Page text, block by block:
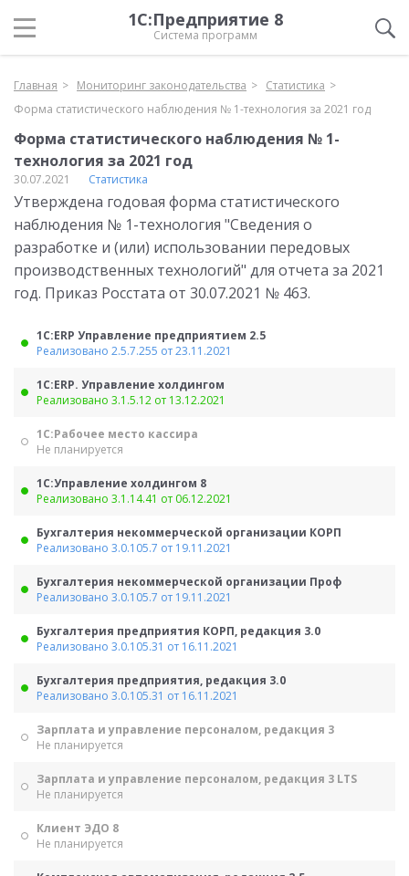
1С:Предприятие 8
Система программ
Главная Мониторинг законодательства
Статистика
Форма статистического наблюдения № 1-технология за 2021 год
Форма статистического наблюдения № 1-
технология за 2021 год
30.07.2021 Статистика
Утверждена годовая форма статистического
наблюдения № 1-технология "Сведения о
разработке и (или) использовании передовых
производственных технологий" для отчета за 2021
год. Приказ Росстата от 30.07.2021 № 463.
1С:ERP Управление предприятием 2.5
Реализовано 2.5.7.255 от 23.11.2021
1С:ERP. Управление холдингом
Реализовано 3.1.5.12 от 13.12.2021
1С:Рабочее место кассира
Не планируется
1С:Управление холдингом 8
Реализовано 3.1.14.41 от 06.12.2021
Бухгалтерия некоммерческой организации КОРП
Реализовано 3.0.105.7 от 19.11.2021
Бухгалтерия некоммерческой организации Проф
Реализовано 3.0.105.7 от 19.11.2021
Бухгалтерия предприятия КОРП, редакция 3.0
Реализовано 3.0.105.31 от 16.11.2021
Бухгалтерия предприятия, редакция 3.0
Реализовано 3.0.105.31 от 16.11.2021
Зарплата и управление персоналом, редакция 3
Не планируется
Зарплата и управление персоналом, редакция 3 LTS
Не планируется
Клиент ЭДО 8
Не планируется